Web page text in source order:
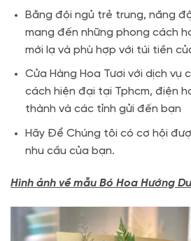
Bằng đội ngủ trẻ trung, năng
mang đến những phong cách
mới lạ và phù hợp với túi tiền
Cửa Hàng Hoa Tươi với dịch vụ
cách hiện đại tại Tphcm, điện
thành và các tỉnh gửi đến bạn
Hãy Để Chúng tôi có cơ hội
nhu cầu của bạn.
Hình ảnh về mẫu Bó Hoa Hướng